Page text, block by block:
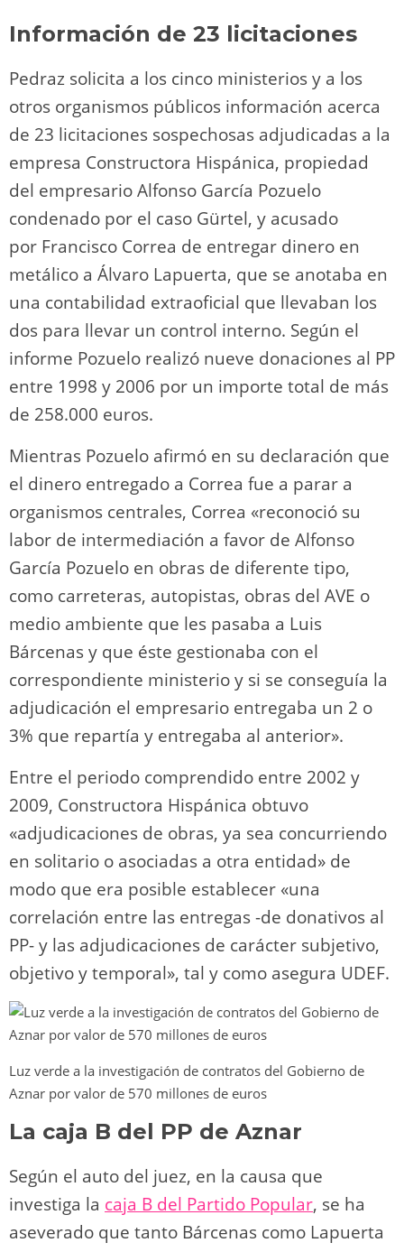
Información de 23 licitaciones
Pedraz solicita a los cinco ministerios y a los
otros organismos públicos información acerca
de 23 licitaciones sospechosas adjudicadas a la
empresa Constructora Hispánica, propiedad
del empresario Alfonso García Pozuelo
condenado por el caso Gürtel, y acusado
por Francisco Correa de entregar dinero en
metálico a Álvaro Lapuerta, que se anotaba en
una contabilidad extraoficial que llevaban los
dos para llevar un control interno. Según el
informe Pozuelo realizó nueve donaciones al PP
entre 1998 y 2006 por un importe total de más
de 258.000 euros.
Mientras Pozuelo afirmó en su declaración que
el dinero entregado a Correa fue a parar a
organismos centrales, Correa «reconoció su
labor de intermediación a favor de Alfonso
García Pozuelo en obras de diferente tipo,
como carreteras, autopistas, obras del AVE o
medio ambiente que les pasaba a Luis
Bárcenas y que éste gestionaba con el
correspondiente ministerio y si se conseguía la
adjudicación el empresario entregaba un 2 o
3% que repartía y entregaba al anterior».
Entre el periodo comprendido entre 2002 y
2009, Constructora Hispánica obtuvo
«adjudicaciones de obras, ya sea concurriendo
en solitario o asociadas a otra entidad» de
modo que era posible establecer «una
correlación entre las entregas -de donativos al
PP- y las adjudicaciones de carácter subjetivo,
objetivo y temporal», tal y como asegura UDEF.
Luz verde a la investigación de contratos del Gobierno de
Aznar por valor de 570 millones de euros
La caja B del PP de Aznar
Según el auto del juez, en la causa que
investiga la caja B del Partido Popular, se ha
aseverado que tanto Bárcenas como Lapuerta